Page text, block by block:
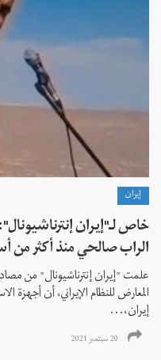
إيران
خاص لـ"إيران
الراب صالحي منذ أكثر من
علمت "إيران إنترناشيونال" من
المعارض للنظام الإيراني، أن
إيران،...
20 سبتمبر 2021